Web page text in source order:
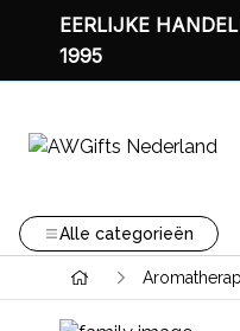
EERLIJKE
1995
Alle categorieën